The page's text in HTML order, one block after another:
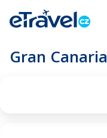
Gran Canaria